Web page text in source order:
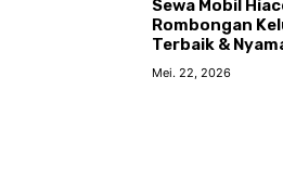
Sewa Mobil
Rombongan
Terbaik &
Mei. 22, 2026